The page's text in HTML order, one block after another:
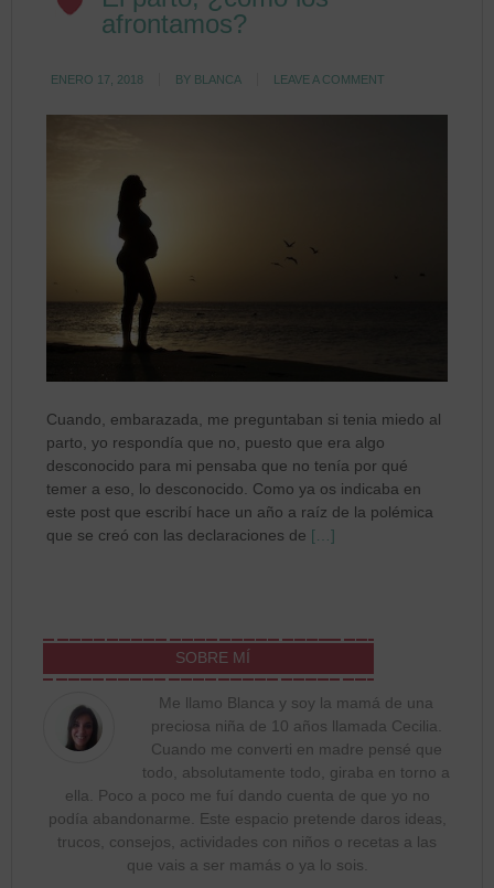
afrontamos?
ENERO 17, 2018 BY BLANCA LEAVE A COMMENT
Cuando, embarazada, me preguntaban si tenia miedo al
parto, yo respondía que no, puesto que era algo
desconocido para mi pensaba que no tenía por qué
temer a eso, lo desconocido. Como ya os indicaba en
este post que escribí hace un año a raíz de la polémica
que se creó con las declaraciones de […]
SOBRE MÍ
Me llamo Blanca y soy la mamá de una
preciosa niña de 10 años llamada Cecilia.
Cuando me converti en madre pensé que
todo, absolutamente todo, giraba en torno a
ella. Poco a poco me fuí dando cuenta de que yo no
podía abandonarme. Este espacio pretende daros ideas,
trucos, consejos, actividades con niños o recetas a las
que vais a ser mamás o ya lo sois.